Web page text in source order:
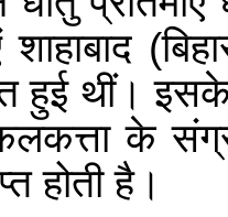
शाहाबाद
हुई थीं।
के
होती है।